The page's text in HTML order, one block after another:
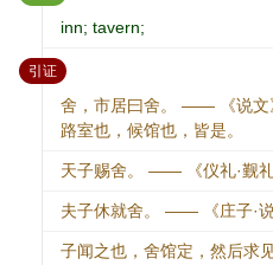
inn; tavern;
引证：
舍，市居曰舍。 —— 《说文
路室也，候馆也，皆是。
天子赐舍。 —— 《仪礼·觐
夫子休就舍。 —— 《庄子·说
子闻之也，舍馆定，然后求